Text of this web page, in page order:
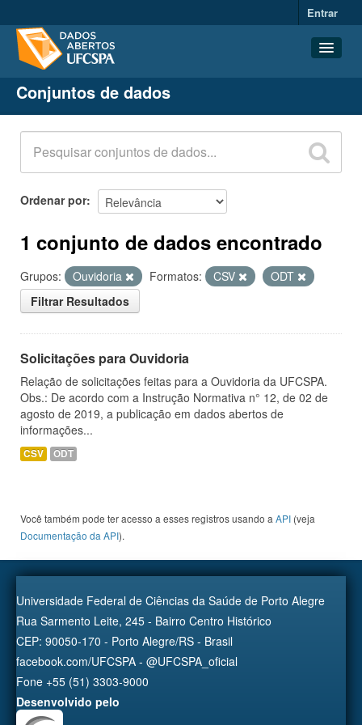
Entrar
Conjuntos de dados
Organizações
Grupos
Sobre
Conjuntos de dados
Ordenar por
1 conjunto de dados encontrado
Grupos: Ouvidoria Formatos: CSV
ODT
Filtrar Resultados
Solicitações para Ouvidoria
Relação de solicitações feitas para a Ouvidoria da UFCSPA.
Obs.: De acordo com a Instrução Normativa n° 12, de 02 de
agosto de 2019, a publicação em dados abertos de
informações...
CSV ODT
Você também pode ter acesso a esses registros usando a API (veja
Documentação da API).
Universidade Federal de Ciências da Saúde de Porto Alegre
Rua Sarmento Leite, 245 - Bairro Centro Histórico
CEP: 90050-170 - Porto Alegre/RS - Brasil
facebook.com/UFCSPA - @UFCSPA_oficial
Fone +55 (51) 3303-9000
Desenvolvido pelo